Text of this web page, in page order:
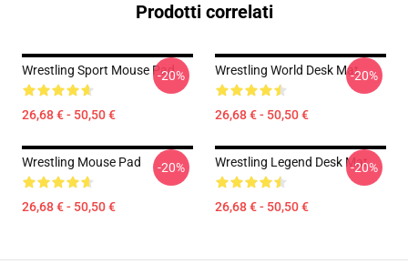
Prodotti correlati
Wrestling Sport Mouse Pad
26,68 € - 50,50 €
-20% Wrestling World Desk Mat
26,68 € - 50,50 €
-20%
Wrestling Mouse Pad
26,68 € - 50,50 €
-20% Wrestling Legend Desk Mat
26,68 € - 50,50 €
-20%